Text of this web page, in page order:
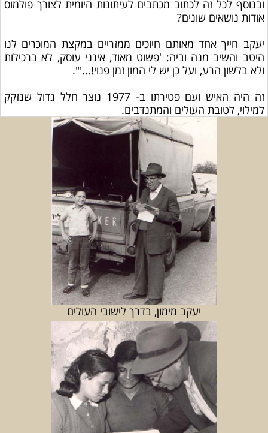
ובנוסף לכל זה לכתוב מכתבים לעיתונות היומית לצורך פולמוס
אודות נושאים שונים?
יעקב חייך אחד מאותם חיוכים ממזריים במקצת המוכרים לנו
היטב והשיב מנה וביה: 'פשוט מאוד, אינני עוסק, לא ברכילות
ולא בלשון הרע, ועל כן יש לי המון זמן פנוי!...'".
זה היה האיש ועם פטירתו ב- 1977 נוצר חלל גדול שנזקק
למילוי, לטובת העולים והמתנדבים.
יעקב מימון, בדרך לישובי העולים